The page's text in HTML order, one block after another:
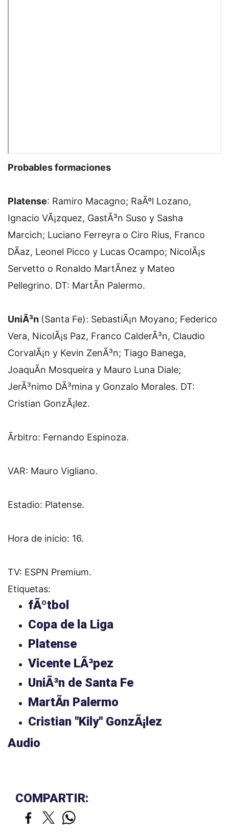
Probables formaciones
Platense: Ramiro Macagno; RaÃºl Lozano,
Ignacio VÃ¡zquez, GastÃ³n Suso y Sasha
Marcich; Luciano Ferreyra o Ciro Rius, Franco
DÃ­az, Leonel Picco y Lucas Ocampo; NicolÃ¡s
Servetto o Ronaldo MartÃ­nez y Mateo
Pellegrino. DT: MartÃ­n Palermo.
UniÃ³n (Santa Fe): SebastiÃ¡n Moyano; Federico
Vera, NicolÃ¡s Paz, Franco CalderÃ³n, Claudio
CorvalÃ¡n y Kevin ZenÃ³n; Tiago Banega,
JoaquÃ­n Mosqueira y Mauro Luna Diale;
JerÃ³nimo DÃ³mina y Gonzalo Morales. DT:
Cristian GonzÃ¡lez.
Ãrbitro: Fernando Espinoza.
VAR: Mauro Vigliano.
Estadio: Platense.
Hora de inicio: 16.
TV: ESPN Premium.
Etiquetas:
fÃºtbol
Copa de la Liga
Platense
Vicente LÃ³pez
UniÃ³n de Santa Fe
MartÃ­n Palermo
Cristian "Kily" GonzÃ¡lez
Audio
COMPARTIR: